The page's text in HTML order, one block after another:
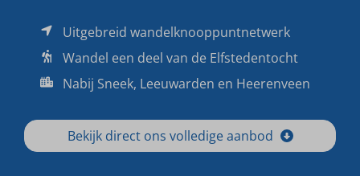
Uitgebreid wandelknooppuntnetwerk
Wandel een deel van de Elfstedentocht
Nabij Sneek, Leeuwarden en Heerenveen
Bekijk direct ons volledige aanbod